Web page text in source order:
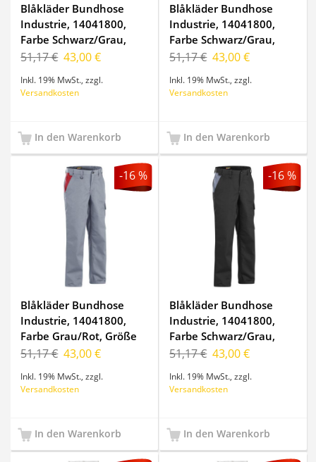
Blåkläder Bundhose
Industrie, 14041800,
Farbe Schwarz/Grau,
Größe D96
51,17 € 43,00 €
Inkl. 19% MwSt.,zzgl.
Versandkosten
In den Warenkorb
Blåkläder Bundhose
Industrie, 14041800,
Farbe Schwarz/Grau,
Größe C52
51,17 € 43,00 €
Inkl. 19% MwSt.,zzgl.
Versandkosten
In den Warenkorb
-16 %
Blåkläder Bundhose
Industrie, 14041800,
Farbe Grau/Rot, Größe
C52
51,17 € 43,00 €
Inkl. 19% MwSt.,zzgl.
Versandkosten
In den Warenkorb
-16 %
Blåkläder Bundhose
Industrie, 14041800,
Farbe Schwarz/Grau,
Größe C44
51,17 € 43,00 €
Inkl. 19% MwSt.,zzgl.
Versandkosten
In den Warenkorb